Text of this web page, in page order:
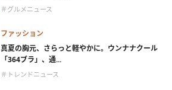
＃グルメニュース
ファッション
真夏の胸元、さらっと軽やかに。ウンナナクール
「364ブラ」、通...
＃トレンドニュース